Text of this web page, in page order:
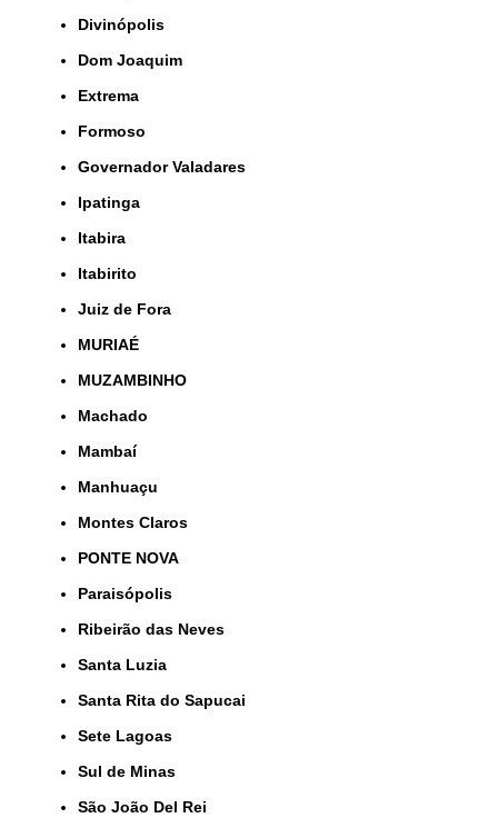
Divinópolis
Dom Joaquim
Extrema
Formoso
Governador Valadares
Ipatinga
Itabira
Itabirito
Juiz de Fora
MURIAÉ
MUZAMBINHO
Machado
Mambaí
Manhuaçu
Montes Claros
PONTE NOVA
Paraisópolis
Ribeirão das Neves
Santa Luzia
Santa Rita do Sapucai
Sete Lagoas
Sul de Minas
São João Del Rei